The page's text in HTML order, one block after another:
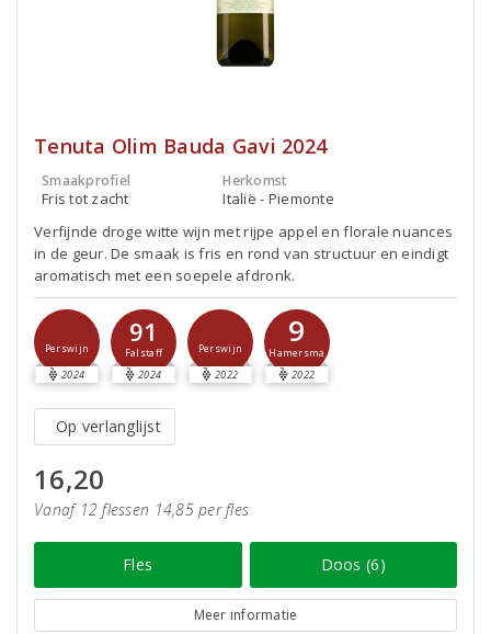
Tenuta Olim Bauda Gavi 2024
Smaakprofiel
Fris tot zacht
Herkomst
Italië - Piemonte
Verfijnde droge witte wijn met rijpe appel en florale nuances
in de geur. De smaak is fris en rond van structuur en eindigt
aromatisch met een soepele afdronk.
Perswijn
2024
91
Falstaff
2024
Perswijn
2022
9
Hamersma
2022
Op verlanglijst
16,20
Vanaf 12 flessen 14,85 per fles
Fles Doos (6)
Meer informatie